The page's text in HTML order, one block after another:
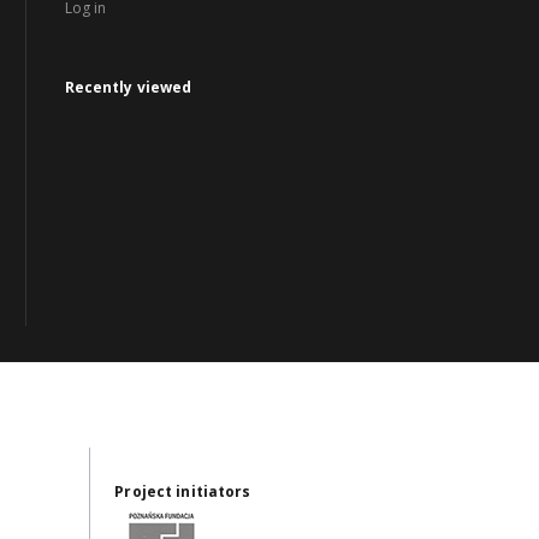
Log in
Recently viewed
Project initiators